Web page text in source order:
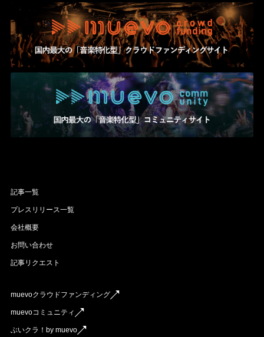
記事一覧
プレスリリース一覧
会社概要
お問い合わせ
記事リクエスト
muevoクラウドファンディング
muevoコミュニティ
ぶいクラ！by muevo